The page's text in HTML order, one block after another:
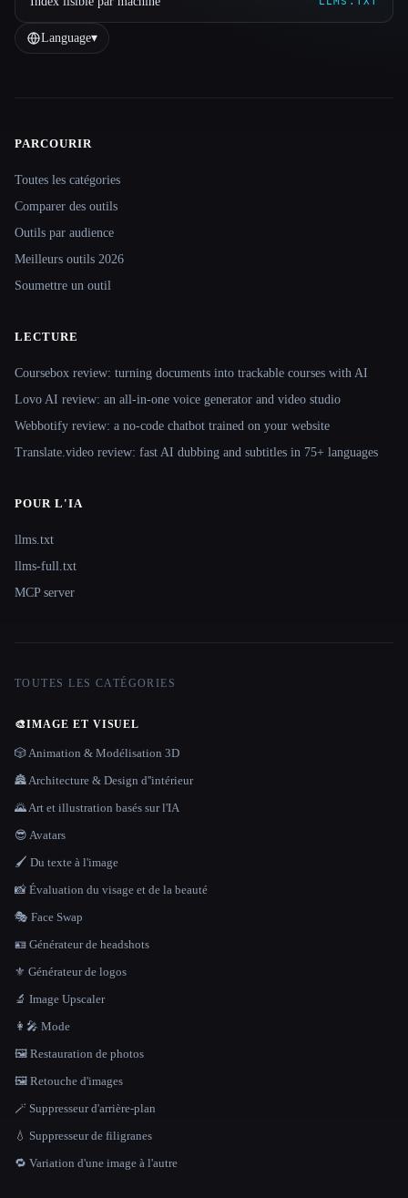
Language▾
Site navigation
PARCOURIR
Toutes les catégories
Comparer des outils
Outils par audience
Meilleurs outils 2026
Soumettre un outil
LECTURE
Coursebox review: turning documents into trackable courses with AI
Lovo AI review: an all-in-one voice generator and video studio
Webbotify review: a no-code chatbot trained on your website
Translate.video review: fast AI dubbing and subtitles in 75+ languages
POUR L'IA
llms.txt
llms-full.txt
MCP server
TOUTES LES CATÉGORIES
🎨IMAGE ET VISUEL
🎲 Animation & Modélisation 3D
🏯 Architecture & Design d''intérieur
🌄 Art et illustration basés sur l'IA
😎 Avatars
🖌️ Du texte à l'image
📸 Évaluation du visage et de la beauté
🎭 Face Swap
🪪 Générateur de headshots
⚜️ Générateur de logos
🔬 Image Upscaler
👩‍🎤 Mode
🖼️ Restauration de photos
🖼️ Retouche d'images
🪄 Suppresseur d'arrière-plan
💧 Suppresseur de filigranes
🔁 Variation d'une image à l'autre